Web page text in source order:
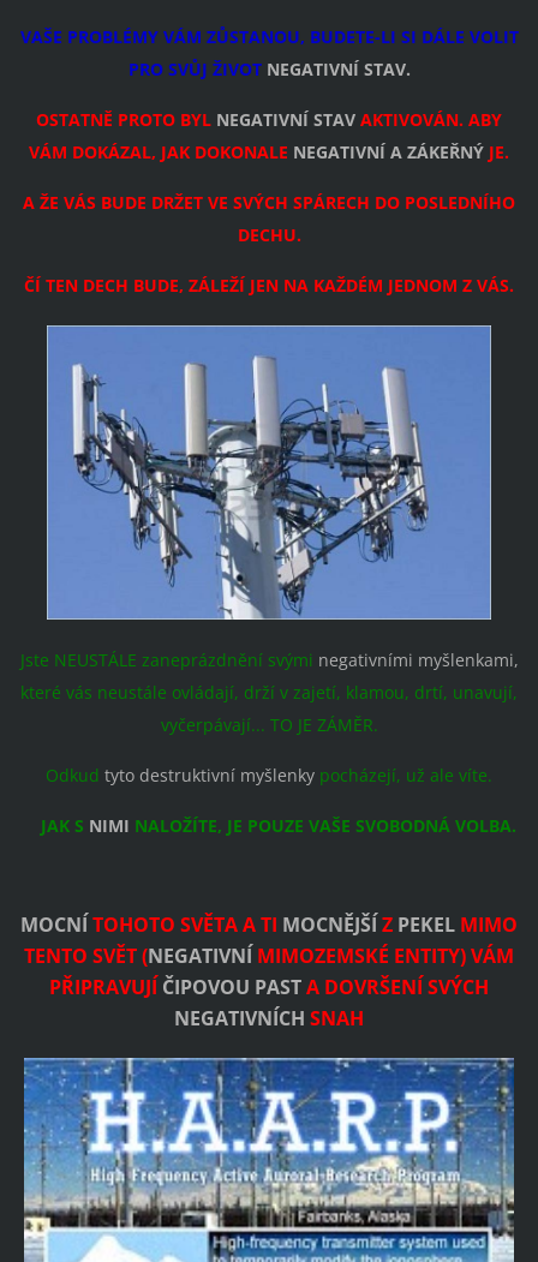
VAŠE PROBLÉMY VÁM ZŮSTANOU, BUDETE-LI SI DÁLE VOLIT
PRO SVŮJ ŽIVOT NEGATIVNÍ STAV.
OSTATNĚ PROTO BYL NEGATIVNÍ STAV AKTIVOVÁN. ABY
VÁM DOKÁZAL, JAK DOKONALE NEGATIVNÍ A ZÁKEŘNÝ JE.
A ŽE VÁS BUDE DRŽET VE SVÝCH SPÁRECH DO POSLEDNÍHO
DECHU.
ČÍ TEN DECH BUDE, ZÁLEŽÍ JEN NA KAŽDÉM JEDNOM Z VÁS.
Jste NEUSTÁLE zaneprázdnění svými negativními myšlenkami,
které vás neustále ovládají, drží v zajetí, klamou, drtí, unavují,
vyčerpávají... TO JE ZÁMĚR.
Odkud tyto destruktivní myšlenky pocházejí, už ale víte.
JAK S NIMI NALOŽÍTE, JE POUZE VAŠE SVOBODNÁ VOLBA.
MOCNÍ TOHOTO SVĚTA A TI MOCNĚJŠÍ Z PEKEL MIMO
TENTO SVĚT (NEGATIVNÍ MIMOZEMSKÉ ENTITY) VÁM
PŘIPRAVUJÍ ČIPOVOU PASTA DOVRŠENÍ SVÝCH
NEGATIVNÍCH SNAH